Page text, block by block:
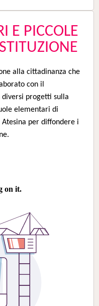
E PICCOLE
alla cittadinanza che
con il
progetti sulla
elementari di
Atesina per diffondere i